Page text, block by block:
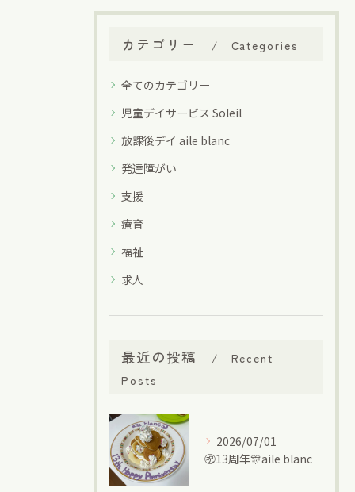
カテゴリー Categories
全てのカテゴリー
児童デイサービス Soleil
放課後デイ aile blanc
発達障がい
支援
療育
福祉
求人
最近の投稿
Recent
Posts
2026/07/01
㊗13周年🎊aile blanc